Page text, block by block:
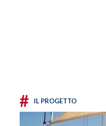
# IL PROGETTO